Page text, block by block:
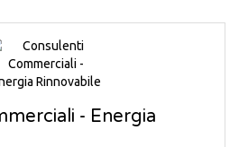
- Energia